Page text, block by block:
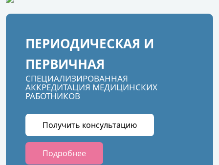
ПЕРИОДИЧЕСКАЯ И
ПЕРВИЧНАЯ
СПЕЦИАЛИЗИРОВАННАЯ
АККРЕДИТАЦИЯ МЕДИЦИНСКИХ
РАБОТНИКОВ
Получить консультацию
Подробнее